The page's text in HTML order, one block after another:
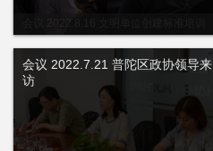
会议 2022.8.16 文明单位创建标准培训
会议 2022.7.21 普陀区政协领导来
访